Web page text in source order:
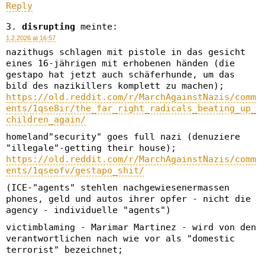
Reply
disrupting meinte:
1.2.2026 at 16:57
nazithugs schlagen mit pistole in das gesicht
eines 16-jährigen mit erhobenen händen (die
gestapo hat jetzt auch schäferhunde, um das
bild des nazikillers komplett zu machen);
https://old.reddit.com/r/MarchAgainstNazis/comm
ents/1qse8ir/the_far_right_radicals_beating_up_
children_again/
homeland"security" goes full nazi (denuziere
"illegale"-getting their house);
https://old.reddit.com/r/MarchAgainstNazis/comm
ents/1qseofv/gestapo_shit/
(ICE-"agents" stehlen nachgewiesenermassen
phones, geld und autos ihrer opfer - nicht die
agency - individuelle "agents")
victimblaming - Marimar Martinez - wird von den
verantwortlichen nach wie vor als "domestic
terrorist" bezeichnet;